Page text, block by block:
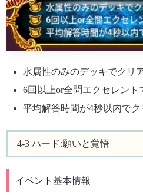
水属性のみのデッキでクリ
6回以上or全問エクセレント
平均解答時間が4秒以内でク
4-3 ハード:願いと覚悟
イベント基本情報